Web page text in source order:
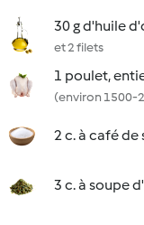
30 g d'huile
et 2 filets
1 poulet,
(environ 1500-
2 c. à café de
3 c. à soupe